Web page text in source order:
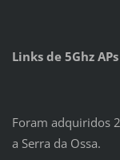
Links de 5Ghz APs
Foram adquiridos
a Serra da Ossa.